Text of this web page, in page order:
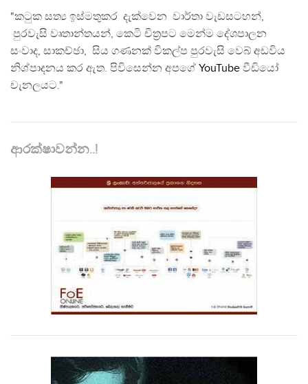
"කටුක සත්‍ය ඉස්මතුකර දැක්වෙන වාර්තා වැඩසටහන්,
පුරවැසි වෘතාන්තයන්, කෙටි චිත්‍රපට මෙන්ම දේශපාලන
සංවාද, සාකච්ඡා, සිය ගණනක් විකල්ප පුරවැසි වෙබ් අඩවිය
නිශ්පාදනය කර ඇත. පිවිසෙන්න අපගේ YouTube වීඩියෝ
චැනලයට."
ආරක්ෂාවන්න..!